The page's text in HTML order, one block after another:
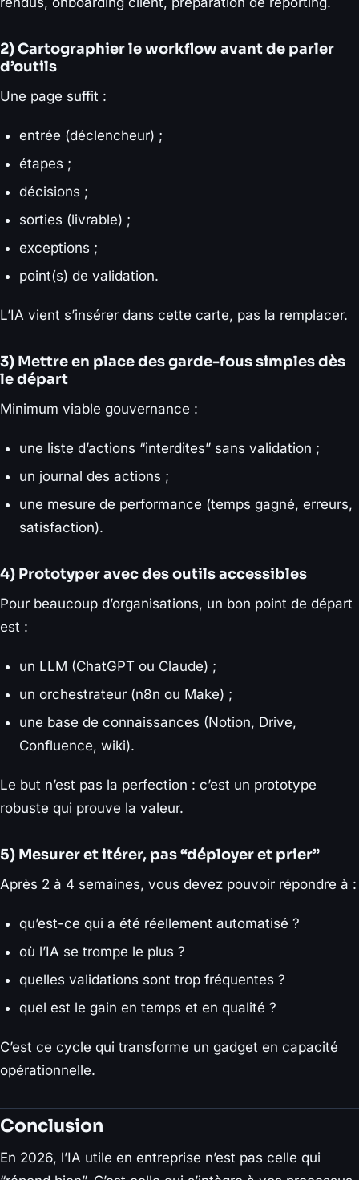
2) Cartographier le workflow avant de parler
d’outils
Une page suffit :
entrée (déclencheur) ;
étapes ;
décisions ;
sorties (livrable) ;
exceptions ;
point(s) de validation.
L’IA vient s’insérer dans cette carte, pas la remplacer.
3) Mettre en place des garde-fous simples dès
le départ
Minimum viable gouvernance :
une liste d’actions “interdites” sans validation ;
un journal des actions ;
une mesure de performance (temps gagné, erreurs,
satisfaction).
4) Prototyper avec des outils accessibles
Pour beaucoup d’organisations, un bon point de départ
est :
un LLM (ChatGPT ou Claude) ;
un orchestrateur (n8n ou Make) ;
une base de connaissances (Notion, Drive,
Confluence, wiki).
Le but n’est pas la perfection : c’est un prototype
robuste qui prouve la valeur.
5) Mesurer et itérer, pas “déployer et prier”
Après 2 à 4 semaines, vous devez pouvoir répondre à :
qu’est-ce qui a été réellement automatisé ?
où l’IA se trompe le plus ?
quelles validations sont trop fréquentes ?
quel est le gain en temps et en qualité ?
C’est ce cycle qui transforme un gadget en capacité
opérationnelle.
Conclusion
En 2026, l’IA utile en entreprise n’est pas celle qui